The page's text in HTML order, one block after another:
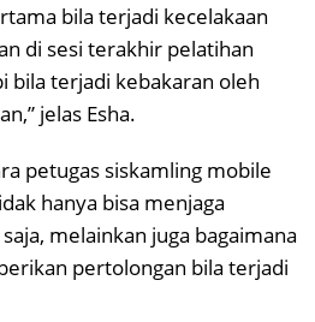
bila terjadi kecelakaan
di sesi terakhir pelatihan
bila terjadi kebakaran oleh
jelas Esha.
petugas siskamling mobile
hanya bisa menjaga
melainkan juga bagaimana
pertolongan bila terjadi